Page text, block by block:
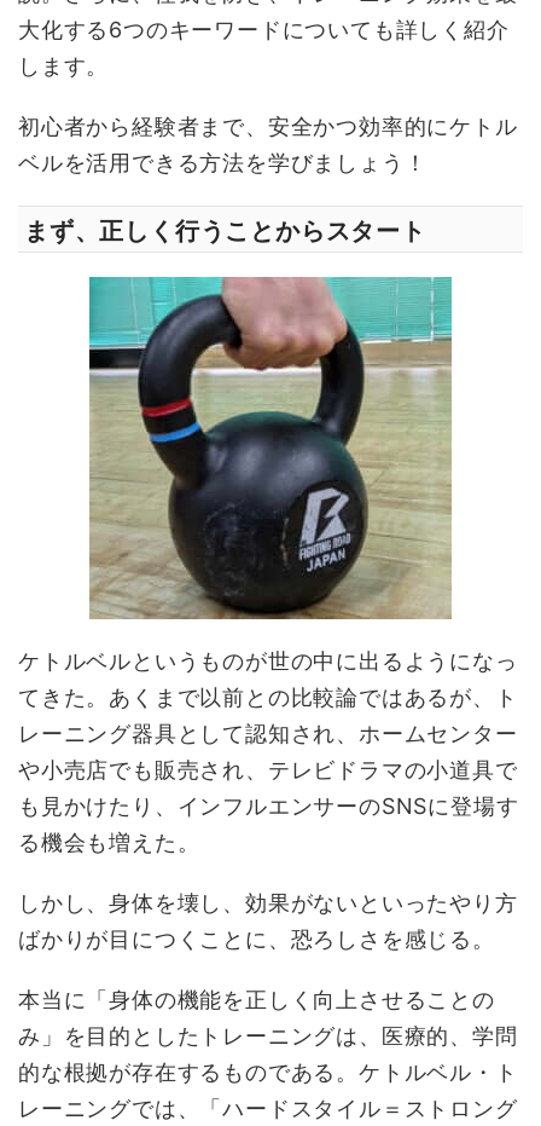
大化する6つのキーワードについても詳しく紹介
します。
初心者から経験者まで、安全かつ効率的にケトル
ベルを活用できる方法を学びましょう！
まず、正しく行うことからスタート
ケトルベルというものが世の中に出るようになっ
てきた。あくまで以前との比較論ではあるが、ト
レーニング器具として認知され、ホームセンター
や小売店でも販売され、テレビドラマの小道具で
も見かけたり、インフルエンサーのSNSに登場す
る機会も増えた。
しかし、身体を壊し、効果がないといったやり方
ばかりが目につくことに、恐ろしさを感じる。
本当に「身体の機能を正しく向上させることの
み」を目的としたトレーニングは、医療的、学問
的な根拠が存在するものである。ケトルベル・ト
レーニングでは、「ハードスタイル＝ストロング